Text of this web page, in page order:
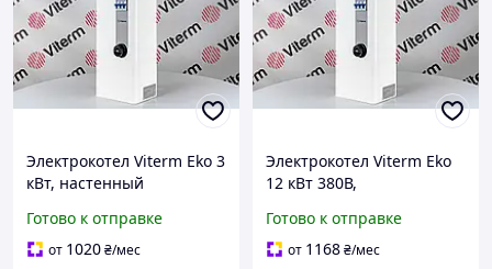
Электрокотел Viterm Eko 3
кВт, настенный
котел для отопления дома
Готово к отправке
от 1020₴/мес
Электрокотел Viterm Eko
12 кВт 380В,
бойлер для отопления
дома
Готово к отправке
от 1168₴/мес